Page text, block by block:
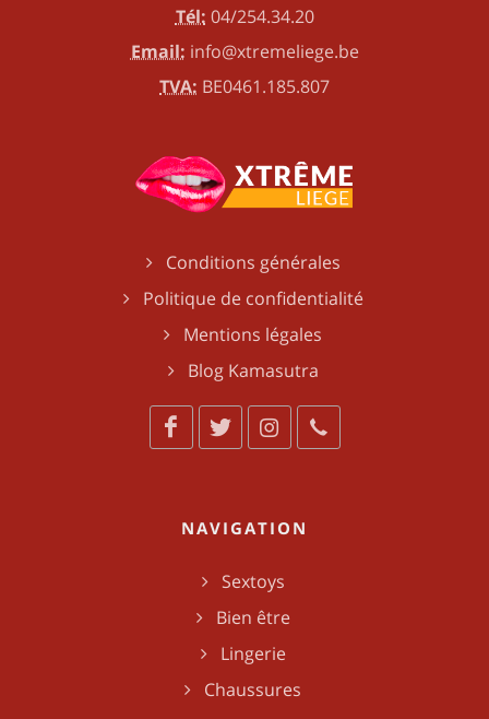
Tél: 04/254.34.20
Email: info@xtremeliege.be
TVA: BE0461.185.807
Conditions générales
Politique de confidentialité
Mentions légales
Blog Kamasutra
NAVIGATION
Sextoys
Bien être
Lingerie
Chaussures